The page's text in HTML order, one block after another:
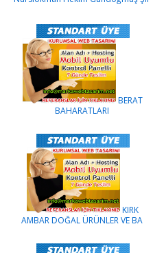
BERAT
BAHARATLARI
KIRK
AMBAR DOĞAL ÜRÜNLER VE BA